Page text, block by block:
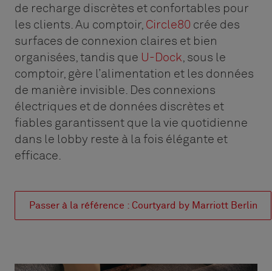
de recharge discrètes et confortables pour
les clients. Au comptoir, Circle80 crée des
surfaces de connexion claires et bien
organisées, tandis que U-Dock , sous le
comptoir, gère l’alimentation et les données
de manière invisible. Des connexions
électriques et de données discrètes et
fiables garantissent que la vie quotidienne
dans le lobby reste à la fois élégante et
efficace.
Passer à la référence : Courtyard by Marriott Berlin